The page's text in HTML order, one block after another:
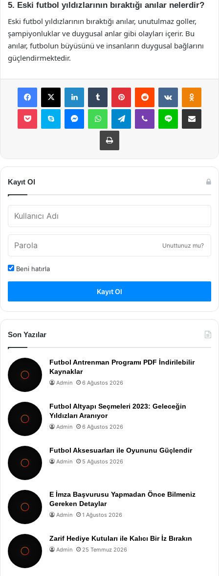
5. Eski futbol yıldızlarının bıraktığı anılar nelerdir?
Eski futbol yıldızlarının bıraktığı anılar, unutulmaz goller,
şampiyonluklar ve duygusal anlar gibi olayları içerir. Bu
anılar, futbolun büyüsünü ve insanların duygusal bağlarını
güçlendirmektedir.
Facebook
X LinkedInTumblr PinterestReddit VKontakte
Pocket Skype MessengerWhatsAppTelegramViber Line E-Posta ile
Yazdır
Kayıt Ol
Unuttunuz mu?
Beni hatırla
Kayıt Ol
Son Yazılar
Futbol Antrenman Programı PDF İndirilebilir
Kaynaklar
Admin 6 Ağustos 2026
Futbol Altyapı Seçmeleri 2023: Geleceğin
Yıldızları Aranıyor
Admin 6 Ağustos 2026
Futbol Aksesuarları ile Oyununu Güçlendir
Admin 5 Ağustos 2026
E İmza Başvurusu Yapmadan Önce Bilmeniz
Gereken Detaylar
Admin 1 Ağustos 2026
Zarif Hediye Kutuları ile Kalıcı Bir İz Bırakın
Admin 25 Temmuz 2026